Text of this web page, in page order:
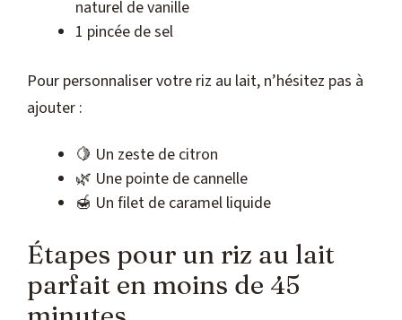
naturel de vanille
1 pincée de sel
Pour personnaliser votre riz au lait, n’hésitez pas à
ajouter :
🍋 Un zeste de citron
🌿 Une pointe de cannelle
🍯 Un filet de caramel liquide
Étapes pour un riz au lait
parfait en moins de 45